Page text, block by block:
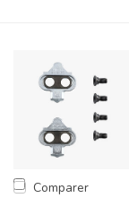
Comparer